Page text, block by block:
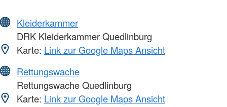
Kleiderkammer
DRK Kleiderkammer Quedlinburg
Karte: Link zur Google Maps Ansicht
Rettungswache
Rettungswache Quedlinburg
Karte: Link zur Google Maps Ansicht